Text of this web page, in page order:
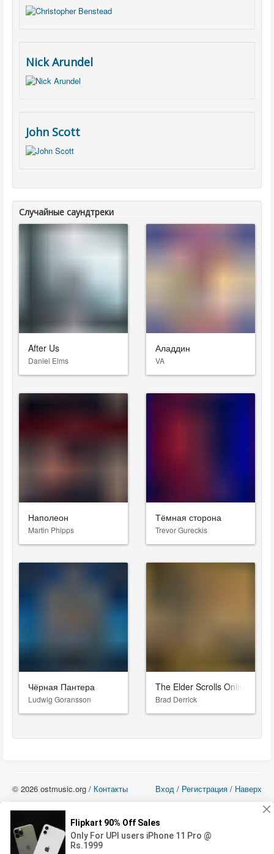
Nick Arundel
John Scott
Случайные саундтреки
After Us
Daniel Elms
Аладдин
VA
Наполеон
Martin Phipps
Тёмная сторона
Trevor Gureckis
Чёрная Пантера
Ludwig Goransson
The Elder Scrolls Online:
Brad Derrick
Вход / Регистрация / Наверх
© 2026 ostmusic.org / Контакты
можете использовать такие материалы только в том в случае, если
использование производится с ознакомительными целями - для прочих целей
вы должны приобрести лицензионную запись.